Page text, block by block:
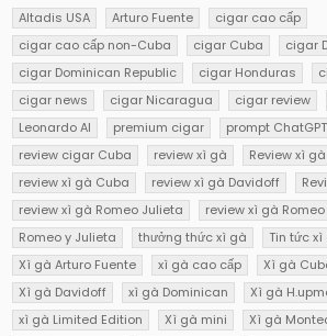
Altadis USA Arturo Fuente
cigar cao cấp
cigar cao cấp non-Cuba
cigar Cuba
cigar
cigar Dominican Republic
cigar Honduras
cigar news
cigar Nicaragua cigar review
Leonardo AI
premium cigar prompt ChatGPT
review cigar Cuba
review xì gà
Review xì
review xì gà Cuba
review xì gà Davidoff
review xì gà Romeo Julieta
review xì gà
Romeo y Julieta
thưởng thức xì gà
Tin tức xì
Xì gà Arturo Fuente
xì gà cao cấp Xì gà
Xì gà Davidoff
xì gà Dominican Xì gà
xì gà Limited Edition
Xì gà mini
Xì gà